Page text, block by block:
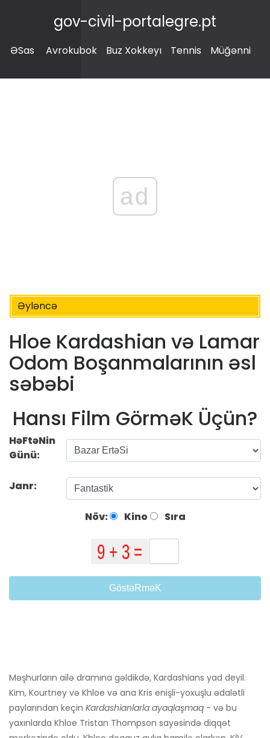
gov-civil-portalegre.pt
ƏSas Avrokubok Buz Xokkeyı Tennis Müğənni
ad
Əyləncə
Hloe Kardashian və Lamar
Odom Boşanmalarının əsl
səbəbi
Hansı Film GörməK Üçün?
HəFtəNin
Günü:
Janr:
Növ: Kino Sıra
GöstəRməK
Məşhurların ailə dramına gəldikdə, Kardashians yad deyil.
Kim, Kourtney və Khloe və ana Kris enişli-yoxuşlu ədalətli
paylarından keçin Kardashianlarla ayaqlaşmaq - və bu
yaxınlarda Khloe Tristan Thompson sayəsində diqqət